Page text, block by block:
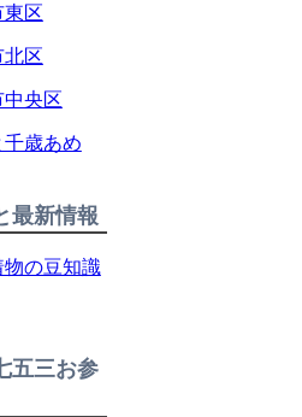
区
区
央区
歳あめ
最新情報
の豆知識
五三お参